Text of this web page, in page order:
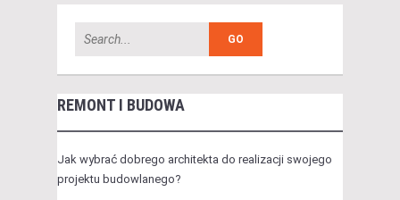
REMONT I BUDOWA
Jak wybrać dobrego architekta do realizacji swojego
projektu budowlanego?